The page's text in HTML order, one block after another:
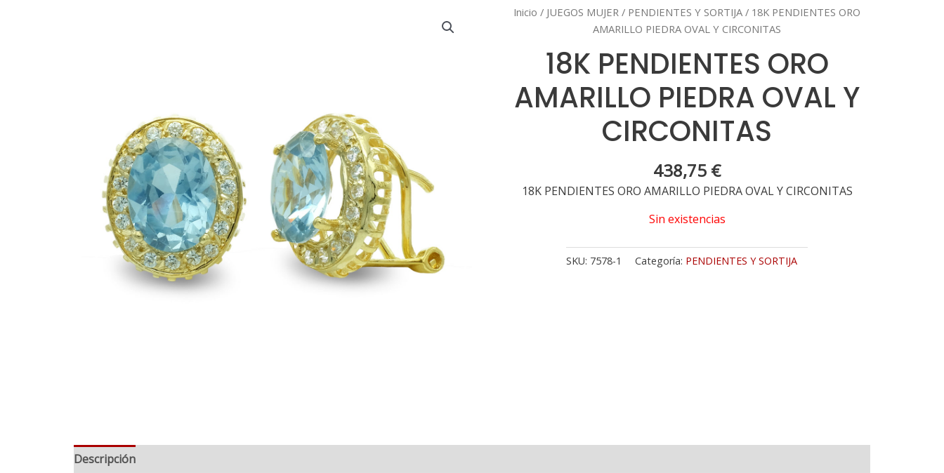
Inicio / JUEGOS MUJER / PENDIENTES Y SORTIJA / 18K PENDIENTES ORO
AMARILLO PIEDRA OVAL Y CIRCONITAS
18K PENDIENTES ORO
AMARILLO PIEDRA OVAL Y
CIRCONITAS
438,75 €
18K PENDIENTES ORO AMARILLO PIEDRA OVAL Y CIRCONITAS
Sin existencias
SKU: 7578-1 Categoría: PENDIENTES Y SORTIJA
Descripción